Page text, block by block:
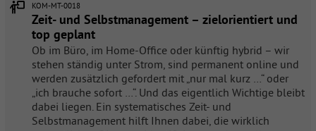
KOM-MT-0018
Zeit- und Selbstmanagement – zielorientiert und
top geplant
Ob im Büro, im Home-Office oder künftig hybrid – wir
stehen ständig unter Strom, sind permanent online und
werden zusätzlich gefordert mit „nur mal kurz …“ oder
„ich brauche sofort …“. Und das eigentlich Wichtige bleibt
dabei liegen. Ein systematisches Zeit- und
Selbstmanagement hilft Ihnen dabei, die wirklich